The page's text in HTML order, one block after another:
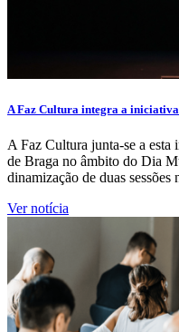
A Faz Cultura integra a
A Faz Cultura junta-se a
de Braga no âmbito do Dia
dinamização de duas
Ver notícia